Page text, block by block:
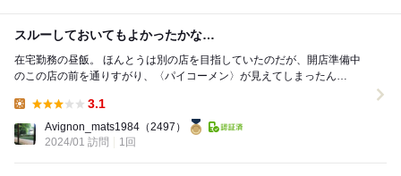
スルーしておいてもよかったかな…
在宅勤務の昼飯。 ほんとうは別の店を目指していたのだが、開店準備中
のこの店の前を通りすがり、〈パイコーメン〉が見えてしまったん
3.1
Avignon_mats1984 （2497）
2024/01 訪問
1回